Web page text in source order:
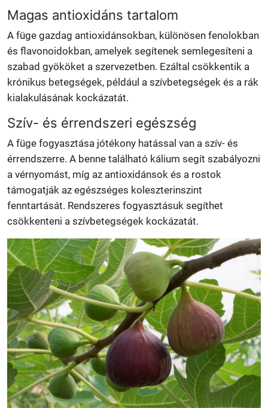
Magas antioxidáns tartalom
A füge gazdag antioxidánsokban, különösen fenolokban
és flavonoidokban, amelyek segítenek semlegesíteni a
szabad gyököket a szervezetben. Ezáltal csökkentik a
krónikus betegségek, például a szívbetegségek és a rák
kialakulásának kockázatát.
Szív- és érrendszeri egészség
A füge fogyasztása jótékony hatással van a szív- és
érrendszerre. A benne található kálium segít szabályozni
a vérnyomást, míg az antioxidánsok és a rostok
támogatják az egészséges koleszterinszint
fenntartását. Rendszeres fogyasztásuk segíthet
csökkenteni a szívbetegségek kockázatát.